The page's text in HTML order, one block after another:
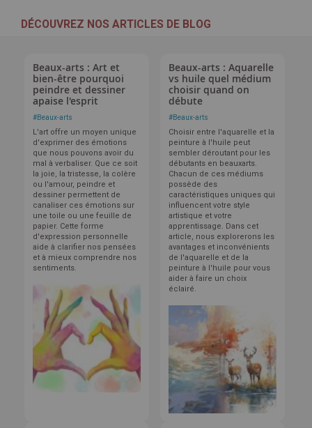
DÉCOUVREZ NOS ARTICLES DE BLOG
Beaux-arts : Art et
bien-être pourquoi
peindre et dessiner
apaise l'esprit
#Beaux-arts
L'art offre un moyen unique
d'exprimer des émotions
que nous pouvons avoir du
mal à verbaliser. Que ce soit
la joie, la tristesse, la colère
ou l'amour, peindre et
dessiner permettent de
canaliser ces émotions sur
une toile ou une feuille de
papier. Cette forme
d'expression personnelle
aide à clarifier nos pensées
et à mieux comprendre nos
sentiments.
Beaux-arts : Aquarelle
vs huile quel médium
choisir quand on
débute
#Beaux-arts
Choisir entre l'aquarelle et la
peinture à l'huile peut
sembler déroutant pour les
débutants en beauxarts.
Chacun de ces médiums
possède des
caractéristiques uniques qui
influencent votre style
artistique et votre
apprentissage. Dans cet
article, nous explorerons les
avantages et inconvénients
de l'aquarelle et de la
peinture à l'huile pour vous
aider à faire un choix
éclairé.